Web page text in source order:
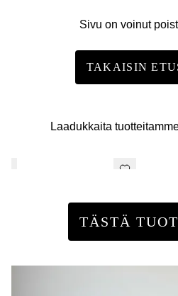
Sivu on voinut
TAKAISIN
Laadukkaita
TÄSTÄ